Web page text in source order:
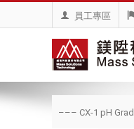
員工專區
––– CX-1 pH